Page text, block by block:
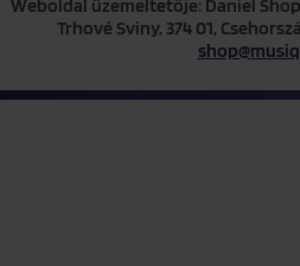
Weboldal üzemeltetője: Daniel
Trhové Sviny, 374 01,